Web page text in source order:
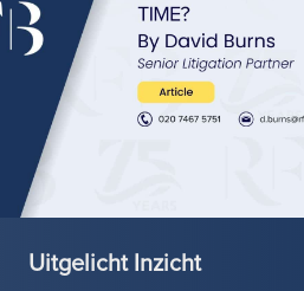
Uitgelicht Inzicht